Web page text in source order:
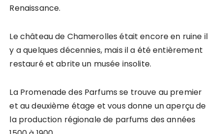
Renaissance.
Le château de Chamerolles était encore en ruine il
y a quelques décennies, mais il a été entièrement
restauré et abrite un musée insolite.
La Promenade des Parfums se trouve au premier
et au deuxième étage et vous donne un aperçu de
la production régionale de parfums des années